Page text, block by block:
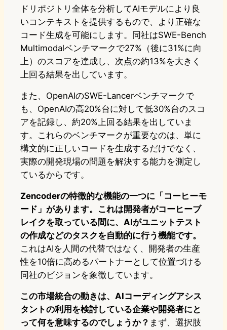
ドリポジトリ全体を分析してAIモデルにより良
いコンテキストを提供するもので、より正確な
コード生成を可能にします。同社はSWE-Bench
Multimodalベンチマークで27%（後に31%に向
上）のスコアを達成し、次点の約13%を大きく
上回る結果を出しています。
また、OpenAIのSWE-Lancerベンチマークで
も、OpenAIの高20%台に対して低30%台のスコ
アを記録し、約20%上回る結果を出していま
す。これらのベンチマークが重要なのは、単に
構文的に正しいコードを生成するだけでなく、
実際の開発現場の問題を解決する能力を測定し
ているからです。
Zencoderの特徴的な機能の一つに「コーヒーモ
ード」があります。これは開発者がコーヒーブ
レイクを取っている間に、AIがユニットテスト
の作成などのタスクを自動的に行う機能です。
これはAIを人間の代替ではなく、開発者の生産
性を10倍に高めるパートナーとして位置づける
同社のビジョンを象徴しています。
この市場統合の動きは、AIコーディングアシス
タントの利用を検討している企業や開発者にと
って何を意味するのでしょうか？ まず、選択肢